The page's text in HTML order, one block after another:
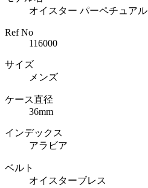
オイスター パーペチュアル
Ref No
116000
サイズ
メンズ
ケース直径
36mm
インデックス
アラビア
ベルト
オイスターブレス